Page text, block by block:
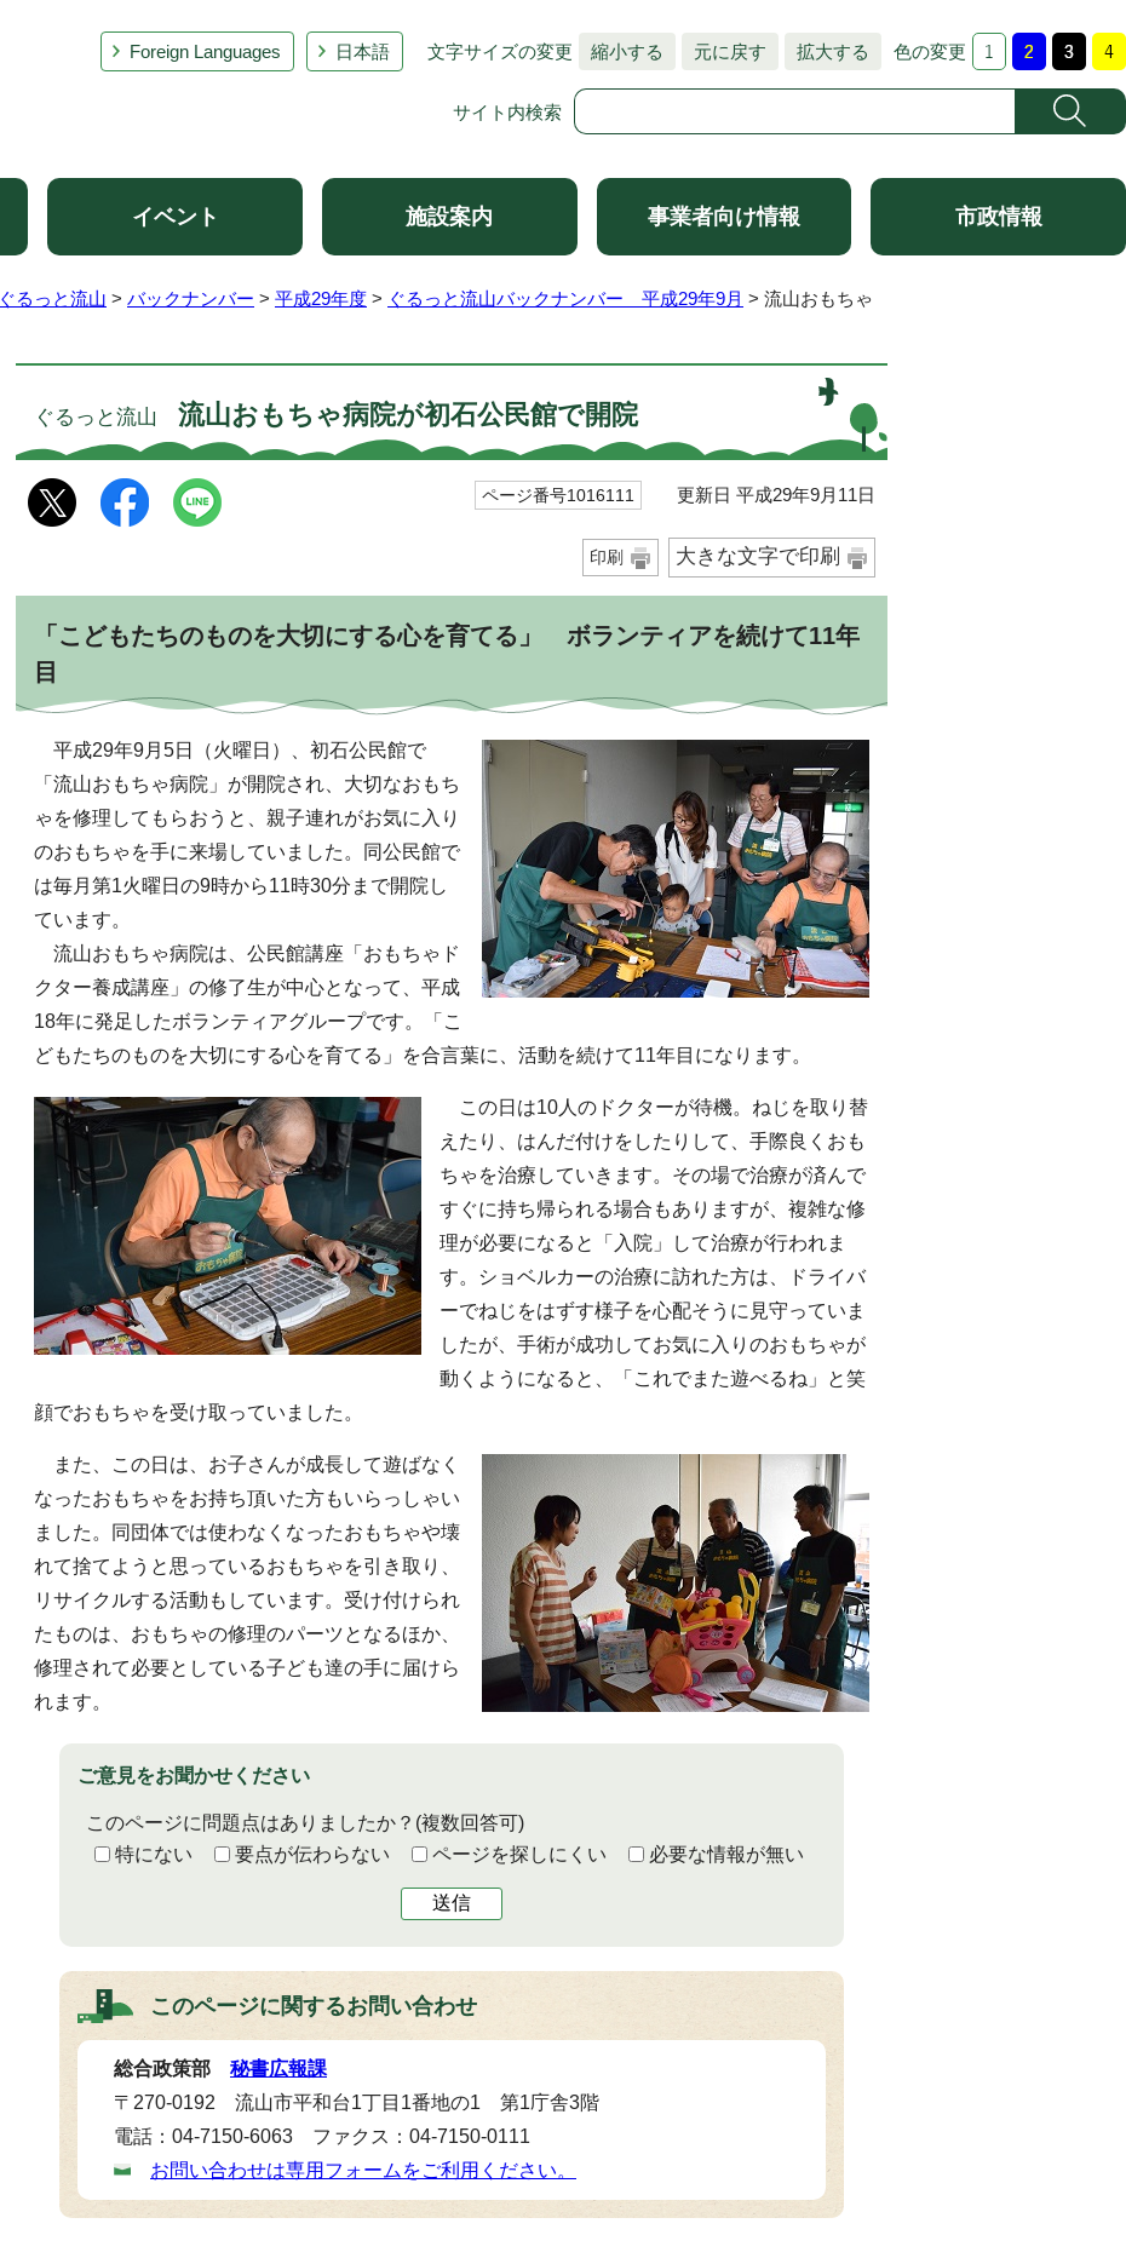
Foreign Languages 日本語 文字サイズの変更 縮小する 元に戻す 拡大する 色の変更
サイト内検索
イベント 施設案内 事業者向け情報 市政情報
ぐるっと流山 > バックナンバー > 平成29年度 > ぐるっと流山バックナンバー 平成29年9月 > 流山おもちゃ
ぐるっと流山 流山おもちゃ病院が初石公民館で開院
ページ番号1016111 更新日 平成29年9月11日
印刷 大きな文字で印刷
「こどもたちのものを大切にする心を育てる」 ボランティアを続けて11年
目
平成29年9月5日（火曜日）、初石公民館で
「流山おもちゃ病院」が開院され、大切なおもち
ゃを修理してもらおうと、親子連れがお気に入り
のおもちゃを手に来場していました。同公民館で
は毎月第1火曜日の9時から11時30分まで開院し
ています。
流山おもちゃ病院は、公民館講座「おもちゃド
クター養成講座」の修了生が中心となって、平成
18年に発足したボランティアグループです。「こ
どもたちのものを大切にする心を育てる」を合言葉に、活動を続けて11年目になります。
この日は10人のドクターが待機。ねじを取り替
えたり、はんだ付けをしたりして、手際良くおも
ちゃを治療していきます。その場で治療が済んで
すぐに持ち帰られる場合もありますが、複雑な修
理が必要になると「入院」して治療が行われま
す。ショベルカーの治療に訪れた方は、ドライバ
ーでねじをはずす様子を心配そうに見守っていま
したが、手術が成功してお気に入りのおもちゃが
動くようになると、「これでまた遊べるね」と笑
顔でおもちゃを受け取っていました。
また、この日は、お子さんが成長して遊ばなく
なったおもちゃをお持ち頂いた方もいらっしゃい
ました。同団体では使わなくなったおもちゃや壊
れて捨てようと思っているおもちゃを引き取り、
リサイクルする活動もしています。受け付けられ
たものは、おもちゃの修理のパーツとなるほか、
修理されて必要としている子ども達の手に届けら
れます。
ご意見をお聞かせください
このページに問題点はありましたか？ (複数回答可)
特にない
要点が伝わらない ページを探しにくい 必要な情報が無い
送信
このページに関するお問い合わせ
総合政策部 秘書広報課
〒270-0192 流山市平和台1丁目1番地の1 第1庁舎3階
電話：04-7150-6063 ファクス：04-7150-0111
お問い合わせは専用フォームをご利用ください。